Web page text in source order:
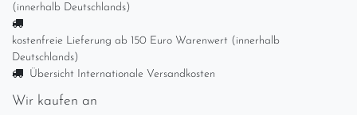
(innerhalb Deutschlands)
kostenfreie Lieferung ab 150 Euro Warenwert (innerhalb
Deutschlands)
Übersicht Internationale Versandkosten
Wir kaufen an